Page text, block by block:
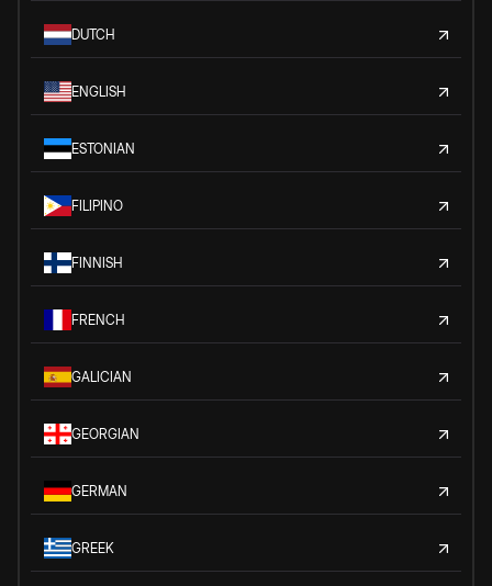
DUTCH
ENGLISH
ESTONIAN
FILIPINO
FINNISH
FRENCH
GALICIAN
GEORGIAN
GERMAN
GREEK